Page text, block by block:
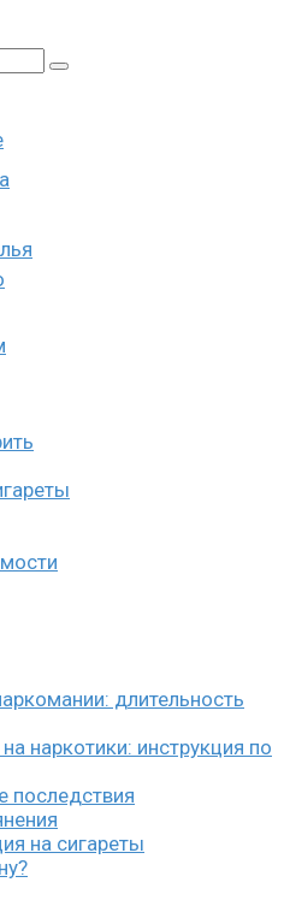
длительность
наркотики: инструкция по
последствия
на сигареты